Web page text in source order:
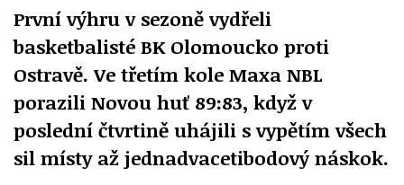
První výhru v sezoně vydřeli
basketbalisté BK Olomoucko proti
Ostravě. Ve třetím kole Maxa NBL
porazili Novou huť 89:83, když v
poslední čtvrtině uhájili s vypětím všech
sil místy až jednadvacetibodový náskok.